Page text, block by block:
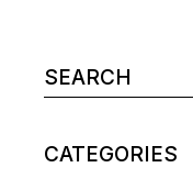
CATEGORIES